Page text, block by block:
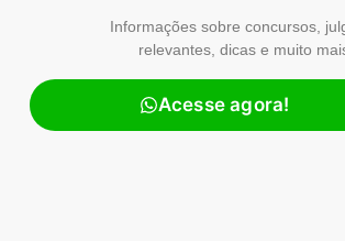
Informações sobre concursos,
relevantes, dicas e muito
Acesse agora!